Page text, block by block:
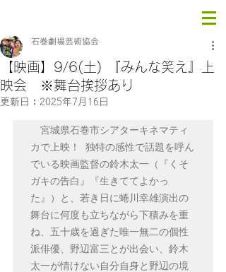
【映画】9/6(土) 『みんな笑え』上
映会 ※舞台挨拶あり
石巻劇場芸術協会
更新日： 2025年7月16日
宮城県石巻市シアターキネマティ
カで上映！ 独特の感性で話題を呼ん
でいる映画監督の鈴木太一（『くそ
ガキの告白』『生きててよかっ
た』）と、若き日に蜷川幸雄演出の
舞台に何度も立ちながら下積みを重
ね、五十歳を過ぎた唯一無二の個性
派俳優、野辺富三とが出会い、鈴木
太一が情けない自分自身と野辺の境